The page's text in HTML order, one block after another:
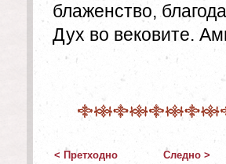
блаженство,
Дух во вековите.
< Претходно Следно >